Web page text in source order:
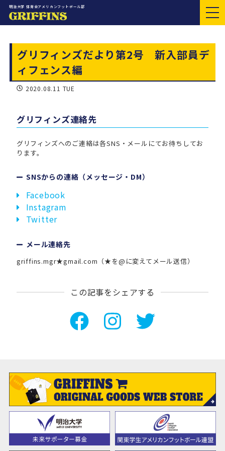
明治大学 体育会アメリカンフットボール部
グリフィンズだより第2号 新入部員デ
ィフェンス編
2020.08.11 TUE
グリフィンズ連絡先
グリフィンズへのご連絡は各SNS・メールにてお待ちしてお
ります。
SNSからの連絡（メッセージ・DM）
Facebook
Instagram
Twitter
メール連絡先
griffins.mgr★gmail.com（★を@に変えてメール送信）
この記事をシェアする